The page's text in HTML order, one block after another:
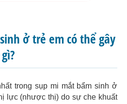
ở trẻ em có thể gây
trong sụp mi mắt bẩm sinh ở
lực (nhược thị) do sự che khuất